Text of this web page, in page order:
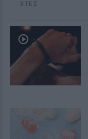
ΧΤΕΣ